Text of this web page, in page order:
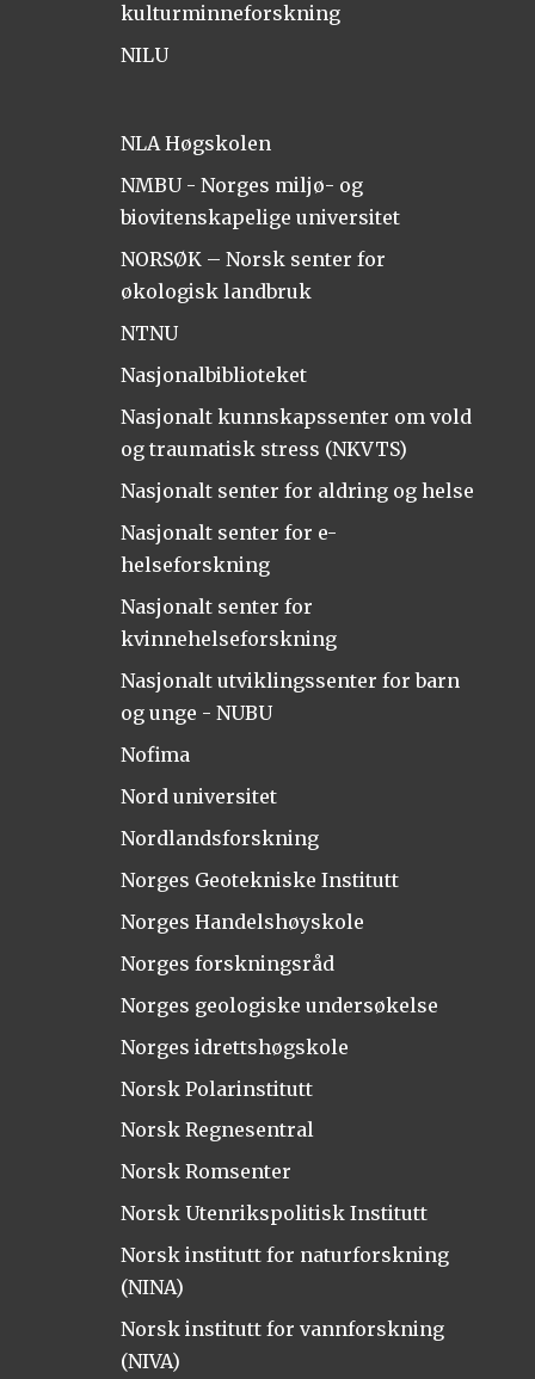
kulturminneforskning
NILU
NLA Høgskolen
NMBU - Norges miljø- og
biovitenskapelige universitet
NORSØK – Norsk senter for
økologisk landbruk
NTNU
Nasjonalbiblioteket
Nasjonalt kunnskapssenter om vold
og traumatisk stress (NKVTS)
Nasjonalt senter for aldring og helse
Nasjonalt senter for e-
helseforskning
Nasjonalt senter for
kvinnehelseforskning
Nasjonalt utviklingssenter for barn
og unge - NUBU
Nofima
Nord universitet
Nordlandsforskning
Norges Geotekniske Institutt
Norges Handelshøyskole
Norges forskningsråd
Norges geologiske undersøkelse
Norges idrettshøgskole
Norsk Polarinstitutt
Norsk Regnesentral
Norsk Romsenter
Norsk Utenrikspolitisk Institutt
Norsk institutt for naturforskning
(NINA)
Norsk institutt for vannforskning
(NIVA)